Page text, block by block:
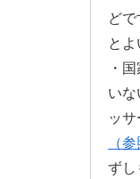
ど
とよ
・
い
ッ
（
ず